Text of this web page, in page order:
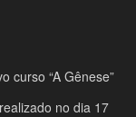
curso “A Gênese”
no dia 17